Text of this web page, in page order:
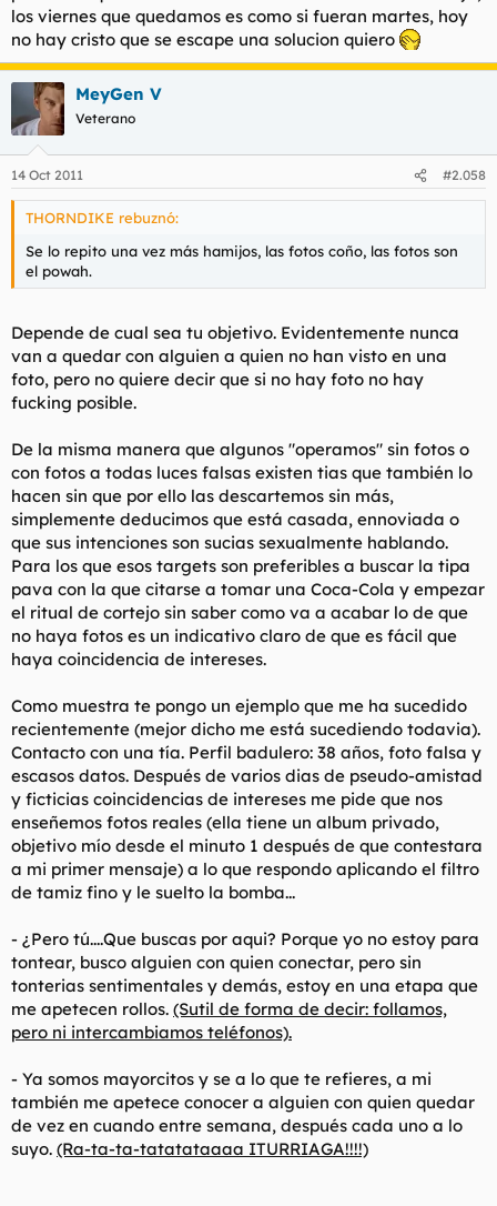
los viernes que quedamos es como si fueran martes, hoy
no hay cristo que se escape una solucion quiero
MeyGen V
Veterano
14 Oct 2011 #2.058
THORNDIKE rebuznó:
Se lo repito una vez más hamijos, las fotos coño, las fotos son
el powah.
Depende de cual sea tu objetivo. Evidentemente nunca
van a quedar con alguien a quien no han visto en una
foto, pero no quiere decir que si no hay foto no hay
fucking posible.
De la misma manera que algunos "operamos" sin fotos o
con fotos a todas luces falsas existen tias que también lo
hacen sin que por ello las descartemos sin más,
simplemente deducimos que está casada, ennoviada o
que sus intenciones son sucias sexualmente hablando.
Para los que esos targets son preferibles a buscar la tipa
pava con la que citarse a tomar una Coca-Cola y empezar
el ritual de cortejo sin saber como va a acabar lo de que
no haya fotos es un indicativo claro de que es fácil que
haya coincidencia de intereses.
Como muestra te pongo un ejemplo que me ha sucedido
recientemente (mejor dicho me está sucediendo todavia).
Contacto con una tía. Perfil badulero: 38 años, foto falsa y
escasos datos. Después de varios dias de pseudo-amistad
y ficticias coincidencias de intereses me pide que nos
enseñemos fotos reales (ella tiene un album privado,
objetivo mío desde el minuto 1 después de que contestara
a mi primer mensaje) a lo que respondo aplicando el filtro
de tamiz fino y le suelto la bomba...
- ¿Pero tú....Que buscas por aqui? Porque yo no estoy para
tontear, busco alguien con quien conectar, pero sin
tonterias sentimentales y demás, estoy en una etapa que
me apetecen rollos. (Sutil de forma de decir: follamos,
pero ni intercambiamos teléfonos).
- Ya somos mayorcitos y se a lo que te refieres, a mi
también me apetece conocer a alguien con quien quedar
de vez en cuando entre semana, después cada uno a lo
suyo. (Ra-ta-ta-tatatataaaa ITURRIAGA!!!!)